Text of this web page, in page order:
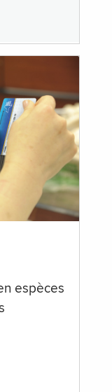
espèces